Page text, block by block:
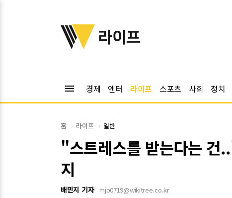
위키트리
라이프
menu 경제 엔터 라이프 스포츠 사회 정치
홈 라이프 일반
"스트레스를 받는다는 건
지
배민지 기자 mjb0719@wikitree.co.kr